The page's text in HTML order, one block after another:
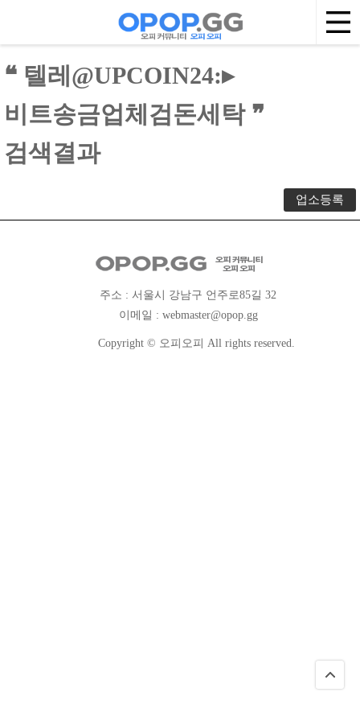
❝ 텔레@UPCOIN24:▸
비트송금업체검돈세탁 ❞
검색결과
업소등록
주소 : 서울시 강남구 언주로85길 32
이메일 : webmaster@opop.gg
Copyright © 오피오피 All rights reserved.